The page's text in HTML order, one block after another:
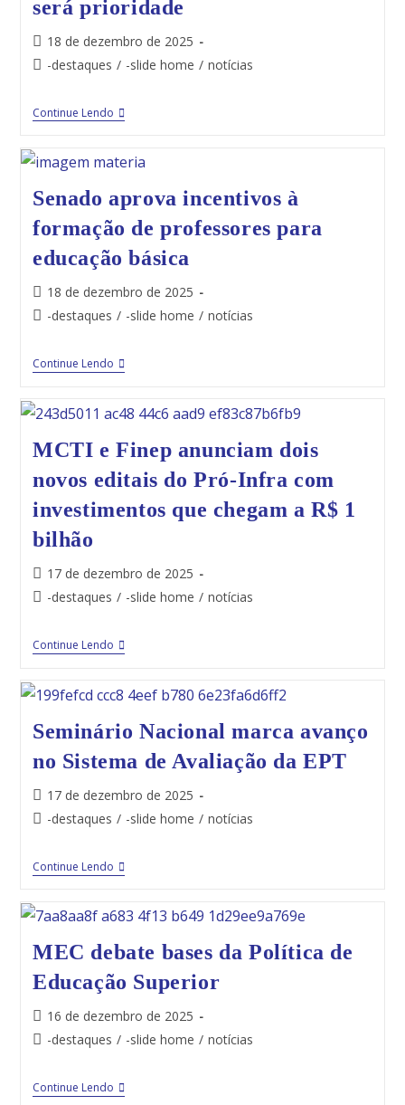
será prioridade
18 de dezembro de 2025
-destaques / -slide home / notícias
Continue Lendo
Senado aprova incentivos à
formação de professores para
educação básica
18 de dezembro de 2025
-destaques / -slide home / notícias
Continue Lendo
MCTI e Finep anunciam dois
novos editais do Pró-Infra com
investimentos que chegam a R$ 1
bilhão
17 de dezembro de 2025
-destaques / -slide home / notícias
Continue Lendo
Seminário Nacional marca avanço
no Sistema de Avaliação da EPT
17 de dezembro de 2025
-destaques / -slide home / notícias
Continue Lendo
MEC debate bases da Política de
Educação Superior
16 de dezembro de 2025
-destaques / -slide home / notícias
Continue Lendo